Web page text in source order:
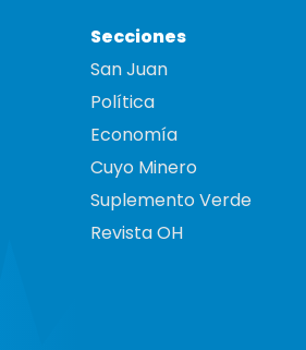
Secciones
San Juan
Política
Economía
Cuyo Minero
Suplemento Verde
Revista OH